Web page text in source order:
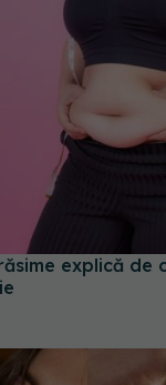
explică de